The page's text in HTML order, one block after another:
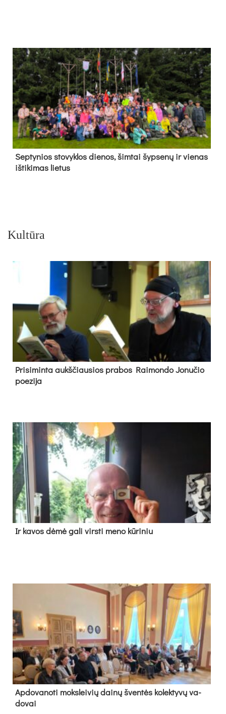
Sep­ty­nios sto­vyk­los die­nos, šim­tai šyp­se­nų ir vie­nas
iš­ti­ki­mas lie­tus
Kultūra
Pri­si­min­ta aukš­čiau­sios pra­bos Rai­mon­do Jo­nu­čio
poe­zi­ja
Ir ka­vos dė­mė ga­li virs­ti me­no kū­ri­niu
Ap­do­va­no­ti moks­lei­vių dai­nų šven­tės ko­lek­ty­vų va­
do­vai